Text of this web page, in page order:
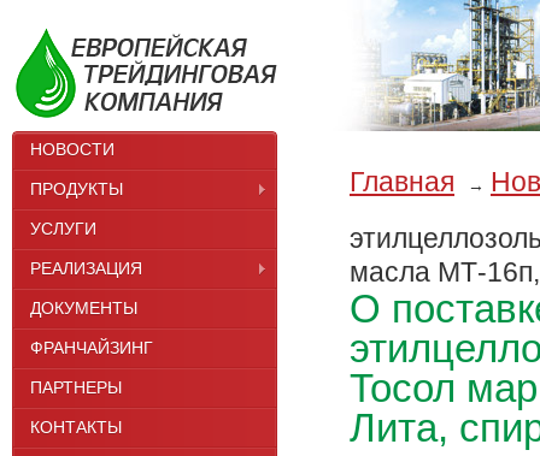
НОВОСТИ
ПРОДУКТЫ
УСЛУГИ
РЕАЛИЗАЦИЯ
ДОКУМЕНТЫ
ФРАНЧАЙЗИНГ
ПАРТНЕРЫ
КОНТАКТЫ
Главная →
масла МТ-16п,
О
Тосол
Лита,